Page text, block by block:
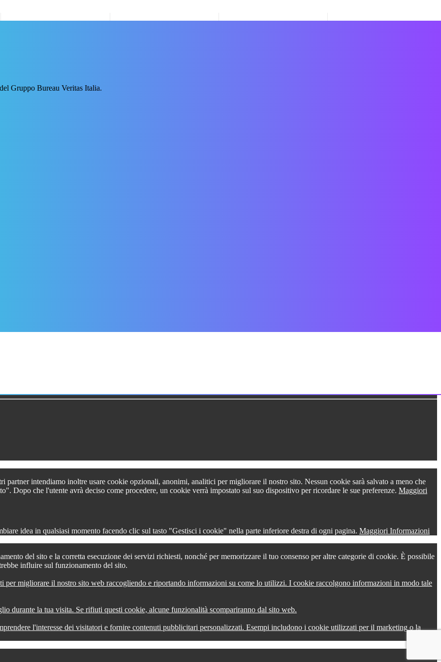
Gruppo Bureau Veritas Italia.
ti può aiutare.
intendiamo inoltre usare cookie opzionali, anonimi, analitici per migliorare il nostro sito. Nessun cookie sarà salvato a meno che
Dopo che l'utente avrà deciso come procedere, un cookie verrà impostato sul suo dispositivo per ricordare le sue preferenze. Maggiori
idea in qualsiasi momento facendo clic sul tasto "Gestisci i cookie" nella parte inferiore destra di ogni pagina. Maggiori Informazioni
del sito e la corretta esecuzione dei servizi richiesti, nonché per memorizzare il tuo consenso per altre categorie di cookie. È possibile
influire sul funzionamento del sito.
per migliorare il nostro sito web raccogliendo e riportando informazioni su come lo utilizzi. I cookie raccolgono informazioni in modo tale
durante la tua visita. Se rifiuti questi cookie, alcune funzionalità scompariranno dal sito web.
l'interesse dei visitatori e fornire contenuti pubblicitari personalizzati. Esempi includono i cookie utilizzati per il marketing o la